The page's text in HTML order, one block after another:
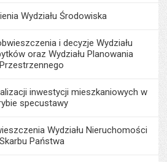
Wydziału Środowiska
i decyzje Wydziału
oraz Wydziału Planowania
Przestrzennego
inwestycji mieszkaniowych w
specustawy
Wydziału Nieruchomości
Skarbu Państwa